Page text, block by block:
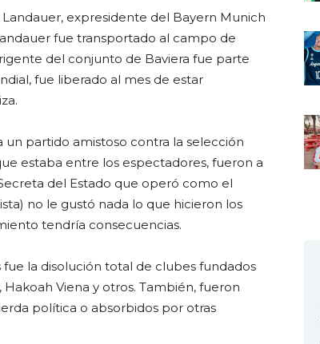
expresidente del Bayern Munich
fue transportado al campo de
del conjunto de Baviera fue parte
fue liberado al mes de estar
un partido amistoso contra la selección
estaba entre los espectadores, fueron a
del Estado que operó como el
no le gustó nada lo que hicieron los
tendría consecuencias.
la disolución total de clubes fundados
Viena y otros. También, fueron
política o absorbidos por otras